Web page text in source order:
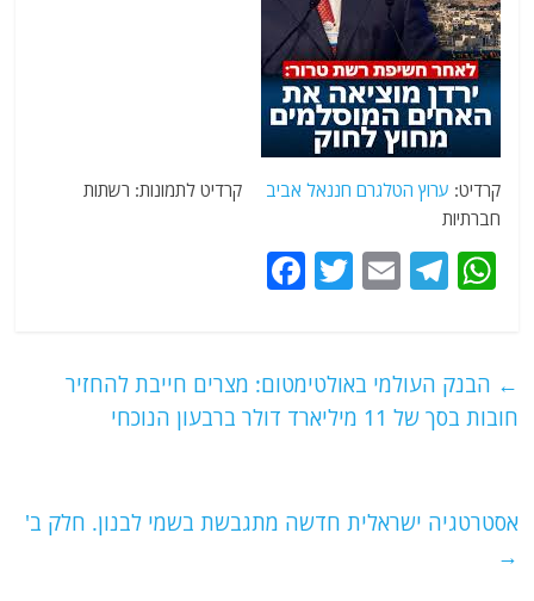
קרדיט: ערוץ הטלגרם חננאל אביב קרדיט לתמונות: רשתות
חברתיות
W
s
A
T
g
ra
E
l
T
er
e
b
k
← הבנק העולמי באולטימטום: מצרים חייבת להחזיר
חובות בסך של 11 מיליארד דולר ברבעון הנוכחי
אסטרטגיה ישראלית חדשה מתגבשת בשמי לבנון. חלק ב'
→